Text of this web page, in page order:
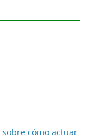
cómo actuar